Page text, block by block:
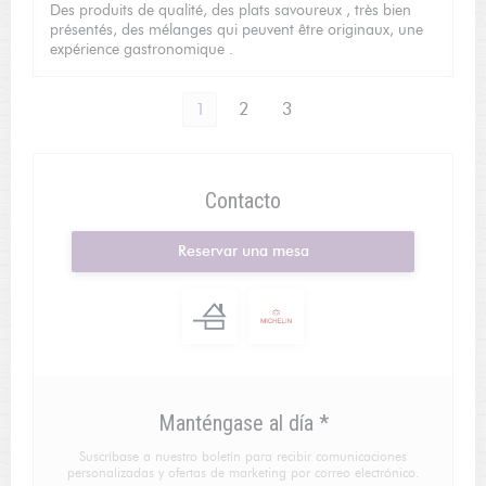
Des produits de qualité, des plats savoureux , très bien
présentés, des mélanges qui peuvent être originaux, une
expérience gastronomique .
1 2 3
Contacto
Reservar una mesa
Manténgase al día *
Suscríbase a nuestro boletín para recibir comunicaciones
personalizadas y ofertas de marketing por correo electrónico.